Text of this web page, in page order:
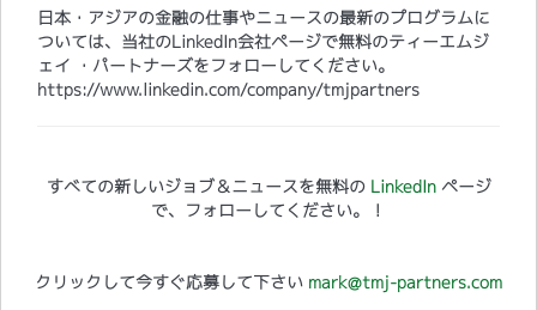
日本・アジアの金融の仕事やニュースの最新のプログラムに
ついては、当社のLinkedIn会社ページで無料のティーエムジ
ェイ ・パートナーズをフォローしてください。
https://www.linkedin.com/company/tmjpartners
すべての新しいジョブ＆ニュースを無料の LinkedInページ
で、フォローしてください。！
クリックして今すぐ応募して下さい mark@tmj-partners.com